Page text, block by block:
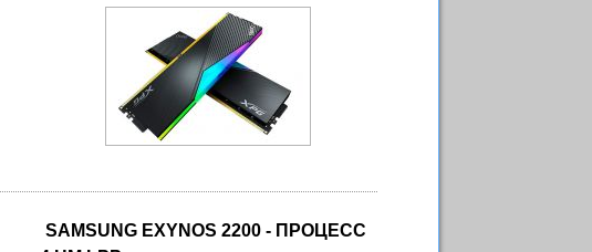
SAMSUNG EXYNOS 2200 - ПРОЦЕСС